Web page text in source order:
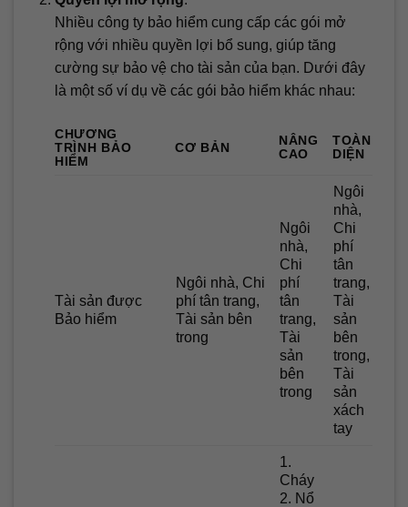
Nhiều công ty bảo hiểm cung cấp các gói mở
rộng với nhiều quyền lợi bổ sung, giúp tăng
cường sự bảo vệ cho tài sản của bạn. Dưới đây
là một số ví dụ về các gói bảo hiểm khác nhau:
CHƯƠNG
TRÌNH BẢO
HIỂM
CƠ BẢN
NÂNG
CAO
TOÀN
DIỆN
Tài sản được
Bảo hiểm
Ngôi nhà, Chi
phí tân trang,
Tài sản bên
trong
Ngôi
nhà,
Chi
phí
tân
trang,
Tài
sản
bên
trong
Ngôi
nhà,
Chi
phí
tân
trang,
Tài
sản
bên
trong,
Tài
sản
xách
tay
1.
Cháy
2. Nổ